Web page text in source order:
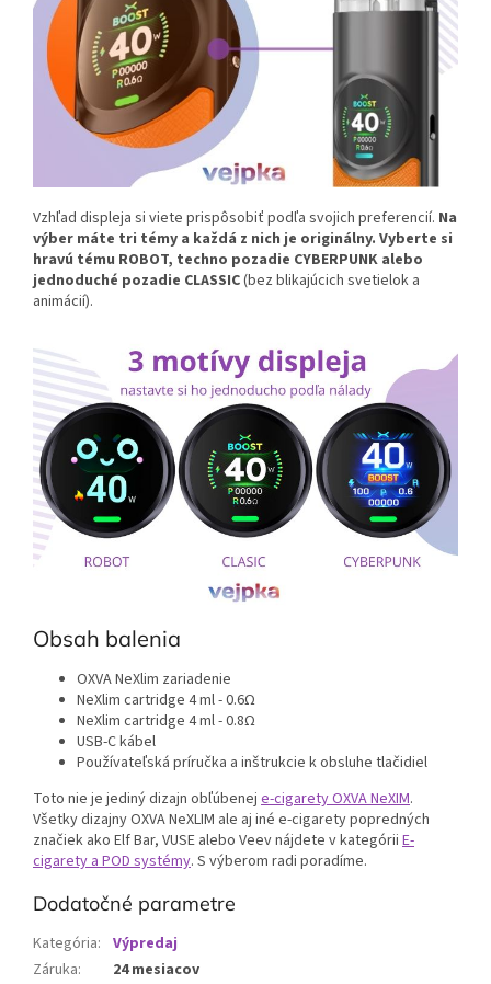
Vzhľad displeja si viete prispôsobiť podľa svojich preferencií. Na
výber máte tri témy a každá z nich je originálny. Vyberte si
hravú tému ROBOT, techno pozadie CYBERPUNK alebo
jednoduché pozadie CLASSIC(bez blikajúcich svetielok a
animácií).
Obsah balenia
OXVA NeXlim zariadenie
NeXlim cartridge 4 ml - 0.6Ω
NeXlim cartridge 4 ml - 0.8Ω
USB-C kábel
Používateľská príručka a inštrukcie k obsluhe tlačidiel
Toto nie je jediný dizajn obľúbenej e-cigarety OXVA NeXIM.
Všetky dizajny OXVA NeXLIM ale aj iné e-cigarety popredných
značiek ako Elf Bar, VUSE alebo Veev nájdete v kategórii E-
cigarety a POD systémy. S výberom radi poradíme.
Dodatočné parametre
Kategória: Výpredaj
Záruka:
24 mesiacov